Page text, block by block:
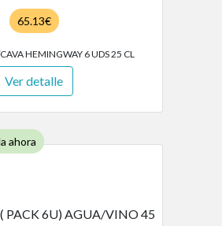
65.13€
HEMINGWAY 6 UDS 25 CL
Ver detalle
ahora